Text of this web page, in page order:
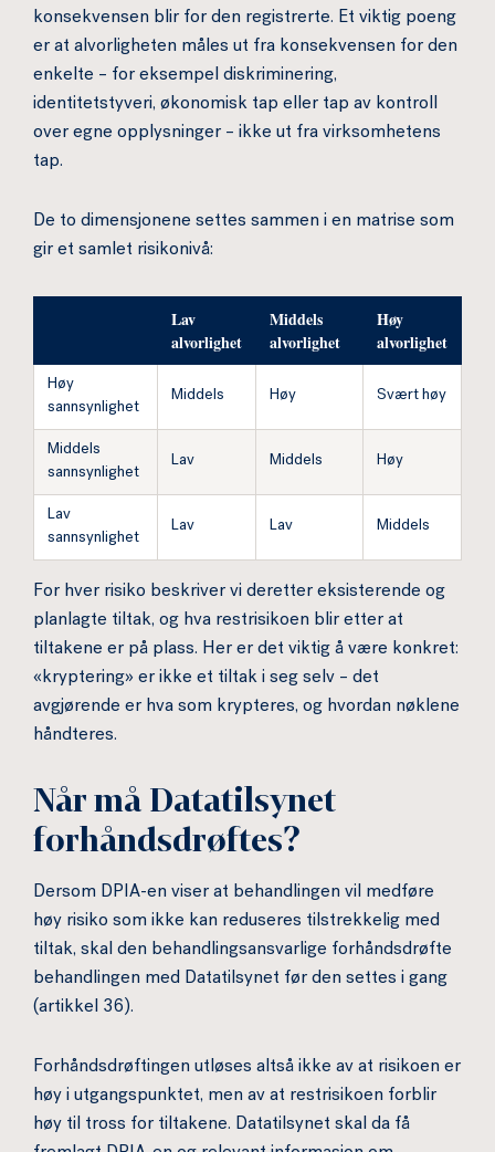
konsekvensen blir for den registrerte. Et viktig poeng
er at alvorligheten måles ut fra konsekvensen for den
enkelte – for eksempel diskriminering,
identitetstyveri, økonomisk tap eller tap av kontroll
over egne opplysninger – ikke ut fra virksomhetens
tap.
De to dimensjonene settes sammen i en matrise som
gir et samlet risikonivå:
Lav
alvorlighet
Middels
alvorlighet
Høy
alvorlighet
Høy
sannsynlighet
Middels Høy Svært høy
Middels
sannsynlighet
Lav Middels Høy
Lav
sannsynlighet
Lav Lav Middels
For hver risiko beskriver vi deretter eksisterende og
planlagte tiltak, og hva restrisikoen blir etter at
tiltakene er på plass. Her er det viktig å være konkret:
«kryptering» er ikke et tiltak i seg selv – det
avgjørende er hva som krypteres, og hvordan nøklene
håndteres.
Når må Datatilsynet
forhåndsdrøftes?
Dersom DPIA-en viser at behandlingen vil medføre
høy risiko som ikke kan reduseres tilstrekkelig med
tiltak, skal den behandlingsansvarlige forhåndsdrøfte
behandlingen med Datatilsynet før den settes i gang
(artikkel 36).
Forhåndsdrøftingen utløses altså ikke av at risikoen er
høy i utgangspunktet, men av at restrisikoen forblir
høy til tross for tiltakene. Datatilsynet skal da få